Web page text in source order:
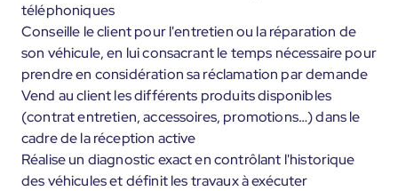
téléphoniques
Conseille le client pour l'entretien ou la réparation de
son véhicule, en lui consacrant le temps nécessaire pour
prendre en considération sa réclamation par demande
Vend au client les différents produits disponibles
(contrat entretien, accessoires, promotions…) dans le
cadre de la réception active
Réalise un diagnostic exact en contrôlant l'historique
des véhicules et définit les travaux à exécuter